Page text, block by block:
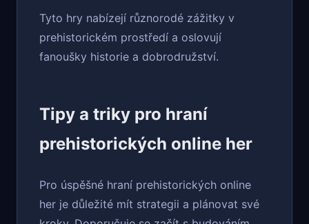
Tyto hry nabízejí různorodé zážitky v
prehistorickém prostředí a oslovují
fanoušky historie a dobrodružství.
Tipy a triky pro hraní
prehistorických online her
Pro úspěšné hraní prehistorických online
her je důležité mít strategii a plánovat své